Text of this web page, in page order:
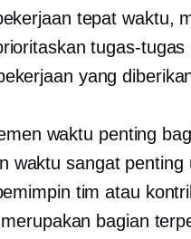
tepat waktu,
tugas-
yang
waktu penting
waktu sangat penting
tim atau
bagian